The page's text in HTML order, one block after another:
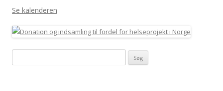
Se kalenderen
efter: